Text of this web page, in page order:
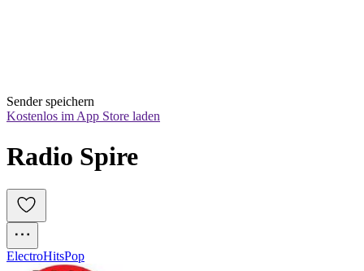
Sender speichern
Kostenlos im App Store laden
Radio Spire
ElectroHitsPop